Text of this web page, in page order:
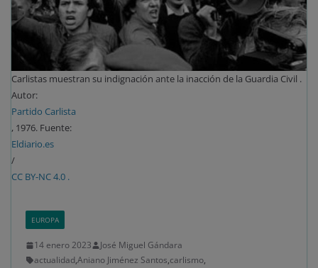
Carlistas muestran su indignación ante la inacción de la Guardia Civil .
Autor:
Partido Carlista
, 1976. Fuente:
Eldiario.es
/
CC BY-NC 4.0 .
EUROPA
14 enero 2023
José Miguel Gándara
actualidad,Aniano Jiménez Santos,carlismo,